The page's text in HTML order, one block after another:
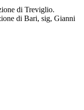
di Treviglio.
di Bari, sig, Gianni